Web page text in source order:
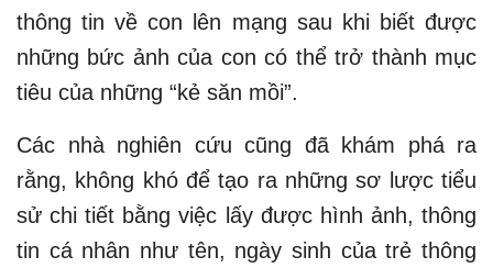
thông tin về con lên mạng sau khi biết được
những bức ảnh của con có thể trở thành mục
tiêu của những “kẻ săn mồi”.
Các nhà nghiên cứu cũng đã khám phá ra
rằng, không khó để tạo ra những sơ lược tiểu
sử chi tiết bằng việc lấy được hình ảnh, thông
tin cá nhân như tên, ngày sinh của trẻ thông